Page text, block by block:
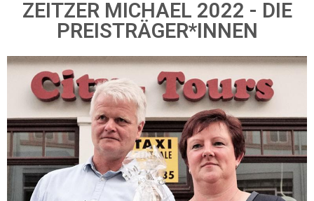
ZEITZER MICHAEL 2022 - DIE
PREISTRÄGER*INNEN